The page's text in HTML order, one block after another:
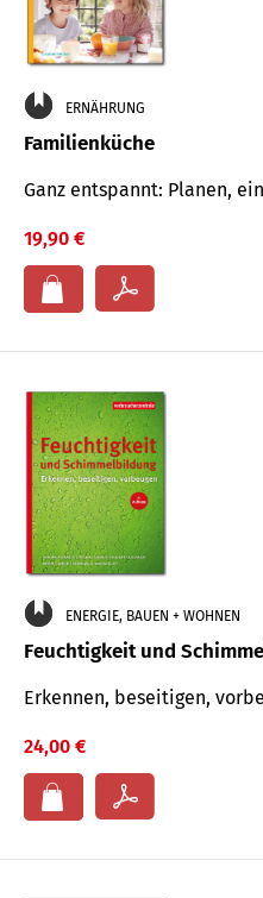
ERNÄHRUNG
Familienküche
Ganz entspannt: Planen,
19,90 €
ENERGIE, BAUEN + WOHNEN
Feuchtigkeit und
Erkennen, beseitigen,
24,00 €